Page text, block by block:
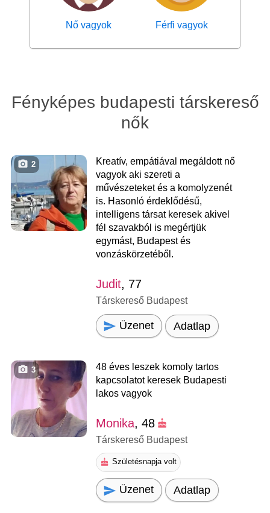
Nő vagyok Férfi vagyok
Fényképes budapesti társkereső
nők
2
Kreatív, empátiával megáldott nő
vagyok aki szereti a
művészeteket és a komolyzenét
is. Hasonló érdeklődésű,
intelligens társat keresek akivel
fél szavakból is megértjük
egymást, Budapest és
vonzáskörzetéből.
Judit, 77
Társkereső Budapest
Üzenet Adatlap
3
48 éves leszek komoly tartos
kapcsolatot keresek Budapesti
lakos vagyok
Monika, 48
Társkereső Budapest
Születésnapja volt
Üzenet Adatlap